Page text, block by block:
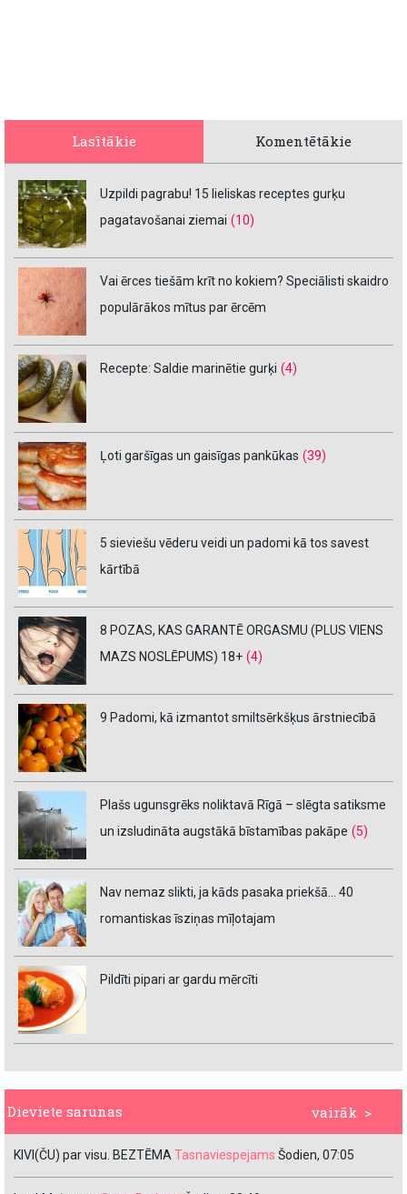
Lasītākie Komentētākie
Uzpildi pagrabu! 15 lieliskas receptes gurķu
pagatavošanai ziemai (10)
Vai ērces tiešām krīt no kokiem? Speciālisti skaidro
populārākos mītus par ērcēm
Recepte: Saldie marinētie gurķi (4)
Ļoti garšīgas un gaisīgas pankūkas (39)
5 sieviešu vēderu veidi un padomi kā tos savest
kārtībā
8 POZAS, KAS GARANTĒ ORGASMU (PLUS VIENS
MAZS NOSLĒPUMS) 18+ (4)
9 Padomi, kā izmantot smiltsērkšķus ārstniecībā
Plašs ugunsgrēks noliktavā Rīgā – slēgta satiksme
un izsludināta augstākā bīstamības pakāpe (5)
Nav nemaz slikti, ja kāds pasaka priekšā… 40
romantiskas īsziņas mīļotajam
Pildīti pipari ar gardu mērcīti
vairāk >
Dieviete sarunas
KIVI(ČU) par visu. BEZTĒMATasnaviespejams Šodien, 07:05